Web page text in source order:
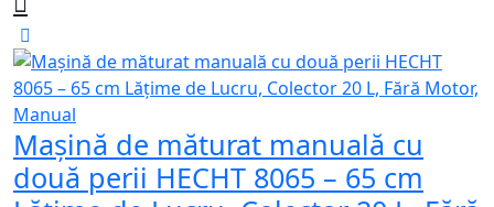
Mașină de măturat manuală cu
două perii HECHT 8065 – 65 cm